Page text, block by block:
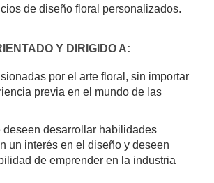
de diseño floral personalizados.
Y DIRIGIDO A:
por el arte floral, sin importar
previa en el mundo de las
deseen desarrollar habilidades
un interés en el diseño y deseen
de emprender en la industria